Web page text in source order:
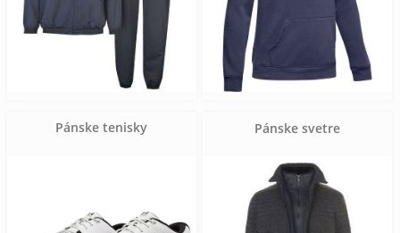
Pánske tenisky Pánske svetre